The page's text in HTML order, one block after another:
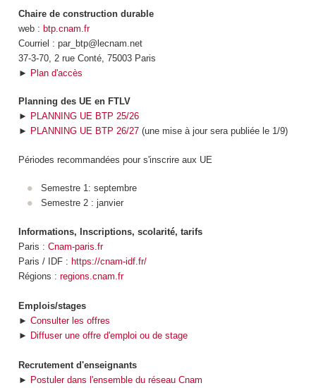
Chaire de construction durable
web : btp.cnam.fr
Courriel : par_btp@lecnam.net
37-3-70, 2 rue Conté, 75003 Paris
► Plan d'accès
Planning des UE en FTLV
► PLANNING UE BTP 25/26
► PLANNING UE BTP 26/27(une mise à jour sera publiée le 1/9)
Périodes recommandées pour s'inscrire aux UE
Semestre 1: septembre
Semestre 2 : janvier
Informations, Inscriptions, scolarité, tarifs
Paris : Cnam-paris.fr
Paris / IDF : https://cnam-idf.fr/
Régions : regions.cnam.fr
Emplois/stages
► Consulter les offres
► Diffuser une offre d'emploi ou de stage
Recrutement d'enseignants
► Postuler dans l'ensemble du réseau Cnam